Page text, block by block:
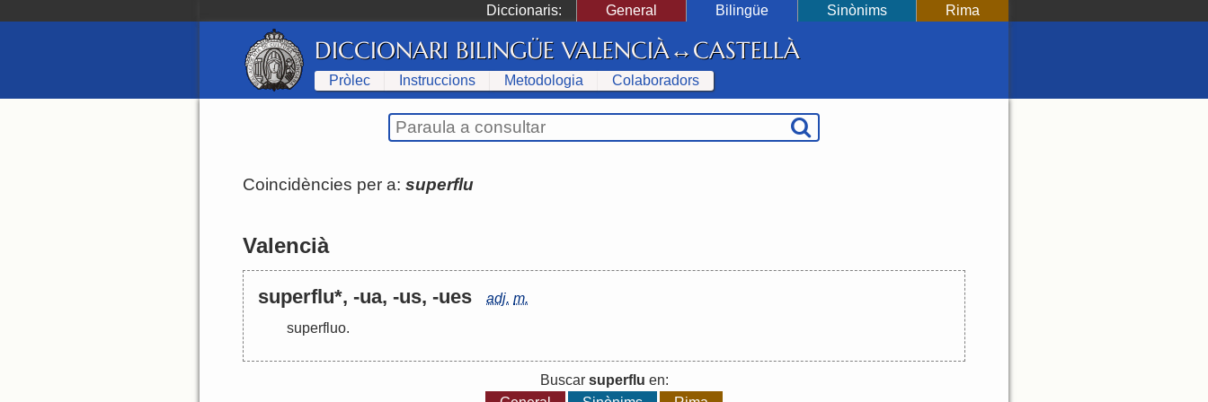
Diccionaris: General Bilingüe Sinònims Rima
DICCIONARI BILINGÜE VALENCIÀ↔CASTELLÀ
Pròlec Instruccions Metodologia Colaboradors
Coincidències per a: superflu
Valencià
superflu*, -ua, -us, -ues adj. m.
superfluo.
Buscar superflu en: